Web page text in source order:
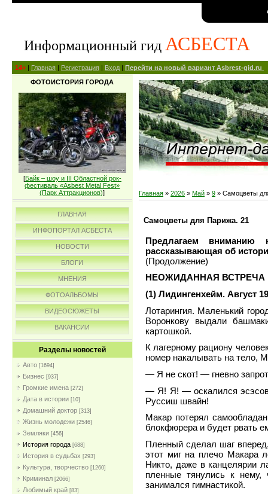
Информационный гид АСБЕСТА
14+ | Главная | Регистрация | Вход | Перейти на новый вариант Asbrest-gid.ru
ФОТОИСТОРИЯ ГОРОДА
[Байк – шоу и III Областной рок-
фестиваль «Asbest Metal Fest»
(Парк Аттракционов)]
ГЛАВНАЯ
ИНФОПОРТАЛ АСБЕСТА
НОВОСТИ
БЛОГИ
МНЕНИЯ
ФОТОАЛЬБОМЫ
ВИДЕОСЮЖЕТЫ
ВАКАНСИИ
Разделы новостей
Авто [1694]
Бизнес [937]
Громкие имена [272]
Дата в истории [10]
Домашний доктор [313]
Жизнь молодежи [2546]
Земляки [456]
История города [688]
История в судьбах [293]
Культура, творчество [1260]
Криминал [2066]
Любимый край [83]
Главная » 2026 » Май » 9 » Самоцветы
Самоцветы для Парижа. 21
Предлагаем вниманию
рассказывающая об
(Продолжение)
НЕОЖИДАННАЯ ВСТРЕЧА
(1) Лидингенхейм. Август
Лотарингия. Маленький
Воронкову выдали
картошкой.
К лагерному рациону
номер накалывать на тело,
— Я не скот! — гневно
— Я! Я! — оскалился
Руссиш швайн!
Макар потерял
блокфюрера и будет рвать
Пленный сделал шаг
этот миг на плечо Макара
Никто, даже в канцелярии
пленные тянулись к нему,
занимался гимнастикой.